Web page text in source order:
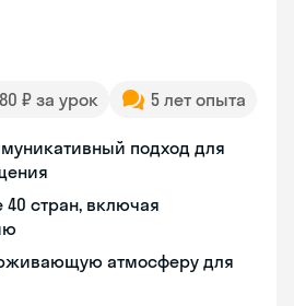
₽ за урок 5 лет опыта
подход для
40 стран, включая
атмосферу для